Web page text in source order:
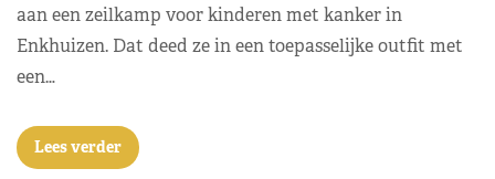
aan een zeilkamp voor kinderen met kanker in
Enkhuizen. Dat deed ze in een toepasselijke outfit met
een…
Lees verder